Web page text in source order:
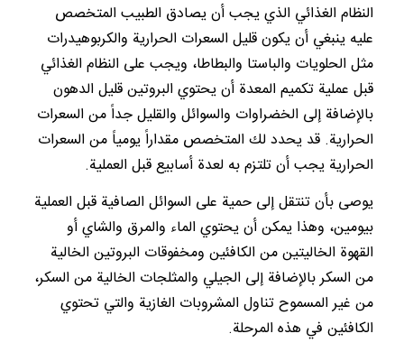
النظام الغذائي الذي يجب أن يصادق الطبيب المتخصص
عليه ينبغي أن يكون قليل السعرات الحرارية والكربوهيدرات
مثل الحلويات والباستا والبطاطا، ويجب على النظام الغذائي
قبل عملية تكميم المعدة أن يحتوي البروتين قليل الدهون
بالإضافة إلى الخضراوات والسوائل والقليل جداً من السعرات
الحرارية. قد يحدد لك المتخصص مقداراً يومياً من السعرات
الحرارية يجب أن تلتزم به لعدة أسابيع قبل العملية.
يوصى بأن تنتقل إلى حمية على السوائل الصافية قبل العملية
بيومين، وهذا يمكن أن يحتوي الماء والمرق والشاي أو
القهوة الخاليتين من الكافئين ومخفوقات البروتين الخالية
من السكر بالإضافة إلى الجيلي والمثلجات الخالية من السكر،
من غير المسموح تناول المشروبات الغازية والتي تحتوي
الكافئين في هذه المرحلة.